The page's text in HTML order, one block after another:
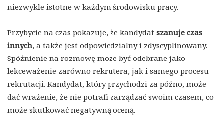
niezwykle istotne w każdym środowisku pracy.
Przybycie na czas pokazuje, że kandydat szanuje czas
innych, a także jest odpowiedzialny i zdyscyplinowany.
Spóźnienie na rozmowę może być odebrane jako
lekceważenie zarówno rekrutera, jak i samego procesu
rekrutacji. Kandydat, który przychodzi za późno, może
dać wrażenie, że nie potrafi zarządzać swoim czasem, co
może skutkować negatywną oceną.